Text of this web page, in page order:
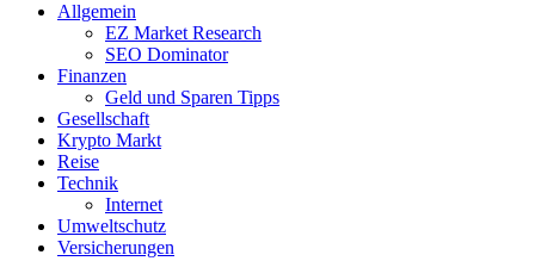
Allgemein
EZ Market Research
SEO Dominator
Finanzen
Geld und Sparen Tipps
Gesellschaft
Krypto Markt
Reise
Technik
Internet
Umweltschutz
Versicherungen